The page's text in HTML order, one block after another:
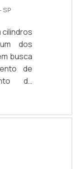
SP
dos
busca
de
da
de
os
90º a
com